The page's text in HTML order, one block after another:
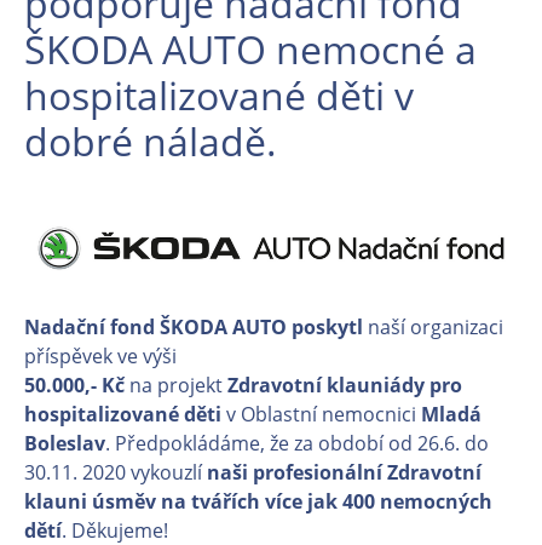
ŠKODA AUTO nemocné a
hospitalizované děti v
dobré náladě.
Nadační fond ŠKODA AUTO poskytl naší organizaci
příspěvek ve výši
50.000,- Kč na projektZdravotní klauniády pro
hospitalizované děti v Oblastní nemocnici Mladá
Boleslav. Předpokládáme, že za období od 26.6. do
30.11. 2020 vykouzlínaši profesionální Zdravotní
klauni úsměv na tvářích více jak 400 nemocných
dětí. Děkujeme!